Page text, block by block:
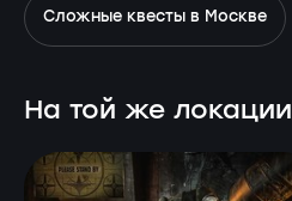
Сложные квесты в Москве
На той же локации